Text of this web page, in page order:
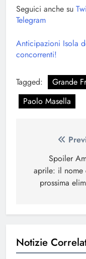
Seguici anche su
Telegram
Anticipazioni Isola
concorrenti!
Tagged: Grande
Paolo Masella
articoli
Spoiler
aprile: il nome
prossima
Notizie